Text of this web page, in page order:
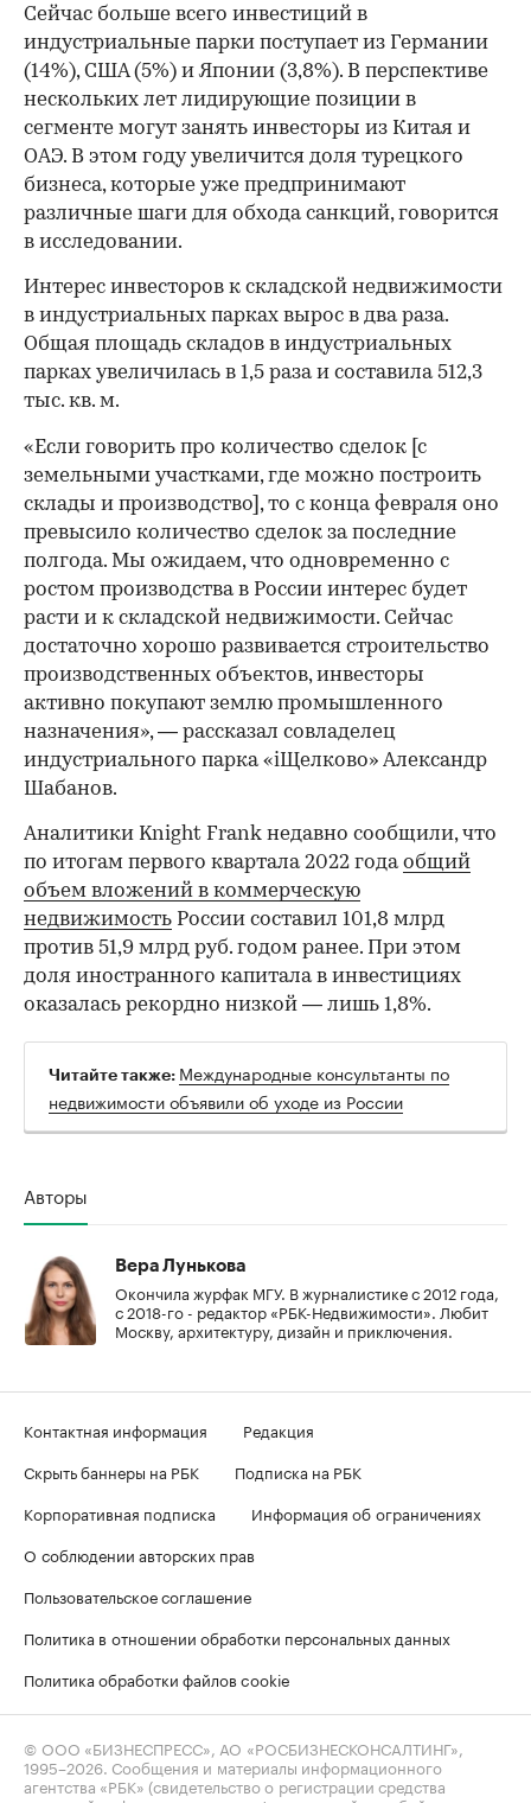
Сейчас больше всего инвестиций в
индустриальные парки поступает из Германии
(14%), США (5%) и Японии (3,8%). В перспективе
нескольких лет лидирующие позиции в
сегменте могут занять инвесторы из Китая и
ОАЭ. В этом году увеличится доля турецкого
бизнеса, которые уже предпринимают
различные шаги для обхода санкций, говорится
в исследовании.
Интерес инвесторов к складской недвижимости
в индустриальных парках вырос в два раза.
Общая площадь складов в индустриальных
парках увеличилась в 1,5 раза и составила 512,3
тыс. кв. м.
00:00 / 00:00
«Если говорить про количество сделок [с
земельными участками, где можно построить
склады и производство], то с конца февраля оно
превысило количество сделок за последние
полгода. Мы ожидаем, что одновременно с
ростом производства в России интерес будет
расти и к складской недвижимости. Сейчас
достаточно хорошо развивается строительство
производственных объектов, инвесторы
активно покупают землю промышленного
назначения», — рассказал совладелец
индустриального парка «iЩелково» Александр
Шабанов.
Аналитики Knight Frank недавно сообщили, что
по итогам первого квартала 2022 годаобщий
объем вложений в коммерческую
недвижимость России составил 101,8 млрд
против 51,9 млрд руб. годом ранее. При этом
доля иностранного капитала в инвестициях
оказалась рекордно низкой — лишь 1,8%.
Читайте также: Международные консультанты по
недвижимости объявили об уходе из России
Авторы
Вера Лунькова
Окончила журфак МГУ. В журналистике с 2012 года,
с 2018-го - редактор «РБК-Недвижимости». Любит
Москву, архитектуру, дизайн и приключения.
Контактная информация
Редакция
Скрыть баннеры на РБК
Подписка на РБК
Корпоративная подписка
Информация об ограничениях
О соблюдении авторских прав
Пользовательское соглашение
Политика в отношении обработки персональных данных
Политика обработки файлов cookie
© ООО «БИЗНЕСПРЕСС», АО «РОСБИЗНЕСКОНСАЛТИНГ»,
1995–2026 . Сообщения и материалы информационного
агентства «РБК» (свидетельство о регистрации средства